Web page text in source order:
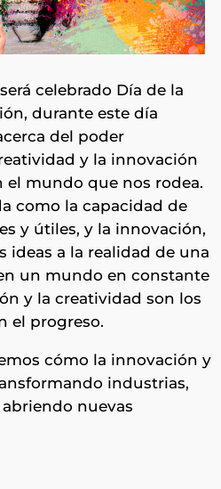
celebrado Día de la
durante este día
del poder
y la innovación
el mundo que nos rodea.
como la capacidad de
y útiles, y la innovación,
ideas a la realidad de una
un mundo en constante
y la creatividad son los
el progreso.
cómo la innovación y
industrias,
nuevas